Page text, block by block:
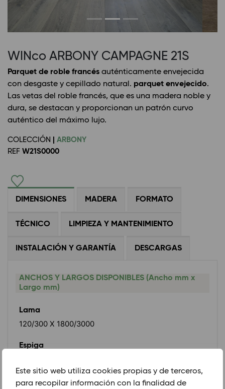
Este sitio web utiliza cookies propias y de terceros,
para recopilar información con la finalidad de
WINco ARBONY CAMPAGNE 21S
Parquet de roble francés auténticamente envejecida
con desgaste y cepillado natural. parquet envejecido.
Las vetas del roble francés, que es una madera noble y
dura, se destacan y proporcionan un patrón curvo
auténtico del máximo lujo.
COLECCIÓN
ARBONY
REF W21S0000
DIMENSIONES MADERA FORMATO
TÉCNICO LIMPIEZA Y MANTENIMIENTO
INSTALACIÓN Y GARANTÍA DESCARGAS
ANCHOS Y LARGOS DISPONIBLES (Ancho mm x
Largo mm)
Lama
120/300 X 1800/3000
Espiga
Chevron